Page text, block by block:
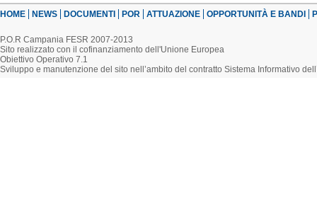
HOME NEWS DOCUMENTI POR ATTUAZIONE OPPORTUNITÀ E BANDI
P.O.R Campania FESR 2007-2013
Sito realizzato con il cofinanziamento dell'Unione Europea
Obiettivo Operativo 7.1
Sviluppo e manutenzione del sito nell’ambito del contratto Sistema Informativo